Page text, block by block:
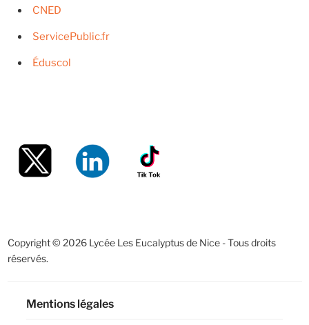
CNED
ServicePublic.fr
Éduscol
Copyright © 2026 Lycée Les Eucalyptus de Nice - Tous droits
réservés.
Mentions légales